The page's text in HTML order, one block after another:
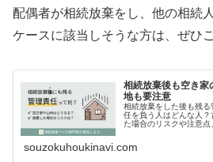
配偶者が相続放棄をし、他の相続
ケースに該当しそうな方は、ぜひ
相続放棄後も空き家
地も要注意
相続放棄をした後も残
任を負う人はどんな人
た場合のリスクや注意点
souzokuhoukinavi.com